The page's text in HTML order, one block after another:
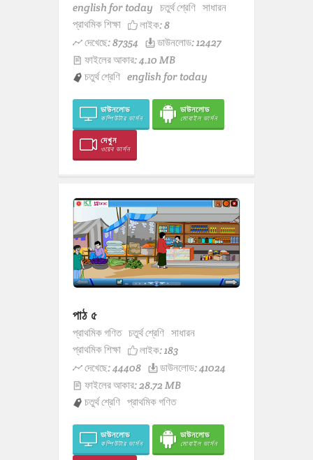
english for today চতুর্থ শ্রেণি সাধারন
প্রাথমিক শিক্ষা
লাইক:8
দেখেছে: 87354
ডাউনলোড: 12427
ফাইলের আকার: 4.10 MB
চতুর্থ শ্রেণি english for today
ডাউনলোড
কম্পিউটার ভার্সন
ডাউনলোড
মোবাইল ভার্সন
দেখুন
ওয়েব ভার্সন
পাঠ ৫
প্রাথমিক গণিত চতুর্থ শ্রেণি সাধারন
প্রাথমিক শিক্ষা
লাইক:183
দেখেছে: 44408
ডাউনলোড: 41024
ফাইলের আকার: 28.72 MB
চতুর্থ শ্রেণি প্রাথমিক গণিত
ডাউনলোড
কম্পিউটার ভার্সন
ডাউনলোড
মোবাইল ভার্সন